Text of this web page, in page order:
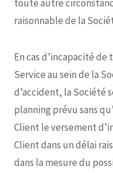
toute autre
raisonnable de la
En cas d’incapacité
Service au sein de la
d’accident, la Société
planning prévu sans
Client le versement
Client dans un délai
dans la mesure du